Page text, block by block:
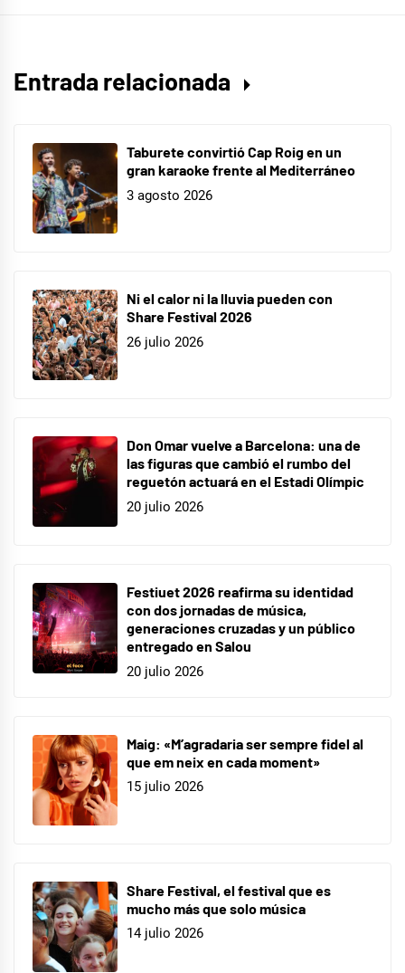
Entrada relacionada
Taburete convirtió Cap Roig en un
gran karaoke frente al Mediterráneo
3 agosto 2026
Ni el calor ni la lluvia pueden con
Share Festival 2026
26 julio 2026
Don Omar vuelve a Barcelona: una de
las figuras que cambió el rumbo del
reguetón actuará en el Estadi Olímpic
20 julio 2026
Festiuet 2026 reafirma su identidad
con dos jornadas de música,
generaciones cruzadas y un público
entregado en Salou
20 julio 2026
Maig: «M’agradaria ser sempre fidel al
que em neix en cada moment»
15 julio 2026
Share Festival, el festival que es
mucho más que solo música
14 julio 2026